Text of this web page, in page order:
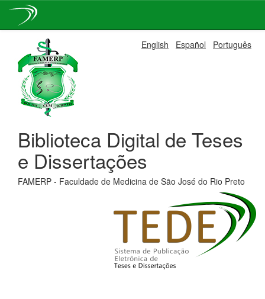
navigation
English Español Português
Biblioteca Digital de Teses
e Dissertações
FAMERP - Faculdade de Medicina de São José do Rio Preto